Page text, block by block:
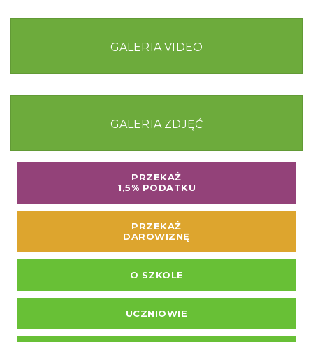
GALERIA VIDEO
GALERIA ZDJĘĆ
PRZEKAŻ
1,5% PODATKU
PRZEKAŻ
DAROWIZNĘ
O SZKOLE
UCZNIOWIE